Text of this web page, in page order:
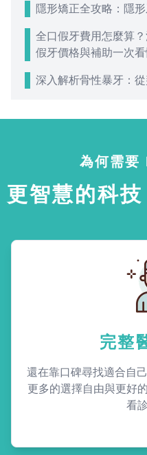
隱形矯正全攻略：隱
全口假牙費用怎麼算
假牙價格與補助一次
深入解析骨性暴牙：
為何需
更智慧的科
完整
還在靠口碑尋找適合自
更多的選擇自由與更好
看